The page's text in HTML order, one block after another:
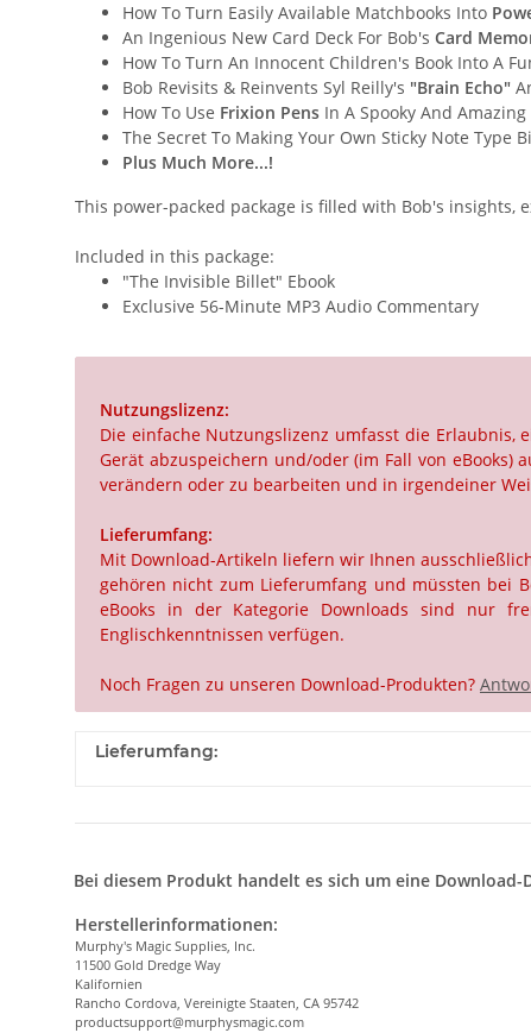
How To Turn Easily Available Matchbooks Into
An Ingenious New Card Deck For Bob's Card
How To Turn An Innocent Children's Book Into A
Bob Revisits & Reinvents Syl Reilly's "Brain Echo"
How To Use Frixion Pens In A Spooky And
The Secret To Making Your Own Sticky Note Type
Plus Much More...!
This power-packed package is filled with Bob's
Included in this package:
"The Invisible Billet" Ebook
Exclusive 56-Minute MP3 Audio Commentary
Nutzungslizenz:
Die einfache Nutzungslizenz umfasst die Erlaubnis,
Gerät abzuspeichern und/oder (im Fall von eBooks)
verändern oder zu bearbeiten und in irgendeiner
Lieferumfang:
Mit Download-Artikeln liefern wir Ihnen
gehören nicht zum Lieferumfang und müssten bei
eBooks in der Kategorie Downloads sind nur
Englischkenntnissen verfügen.
Noch Fragen zu unseren Download-Produkten?
Lieferumfang:
Bei diesem Produkt handelt es sich um eine Download-
Herstellerinformationen:
Murphy's Magic Supplies, Inc.
11500 Gold Dredge Way
Kalifornien
Rancho Cordova, Vereinigte Staaten, CA 95742
productsupport@murphysmagic.com